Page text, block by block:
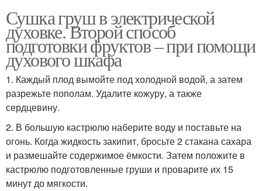
Сушка груш в электрической
духовке. Второй способ
подготовки фруктов – при помощи
духового шкафа
1. Каждый плод вымойте под холодной водой, а затем
разрежьте пополам. Удалите кожуру, а также
сердцевину.
2. В большую кастрюлю наберите воду и поставьте на
огонь. Когда жидкость закипит, бросьте 2 стакана сахара
и размешайте содержимое ёмкости. Затем положите в
кастрюлю подготовленные груши и проварите их 15
минут до мягкости.